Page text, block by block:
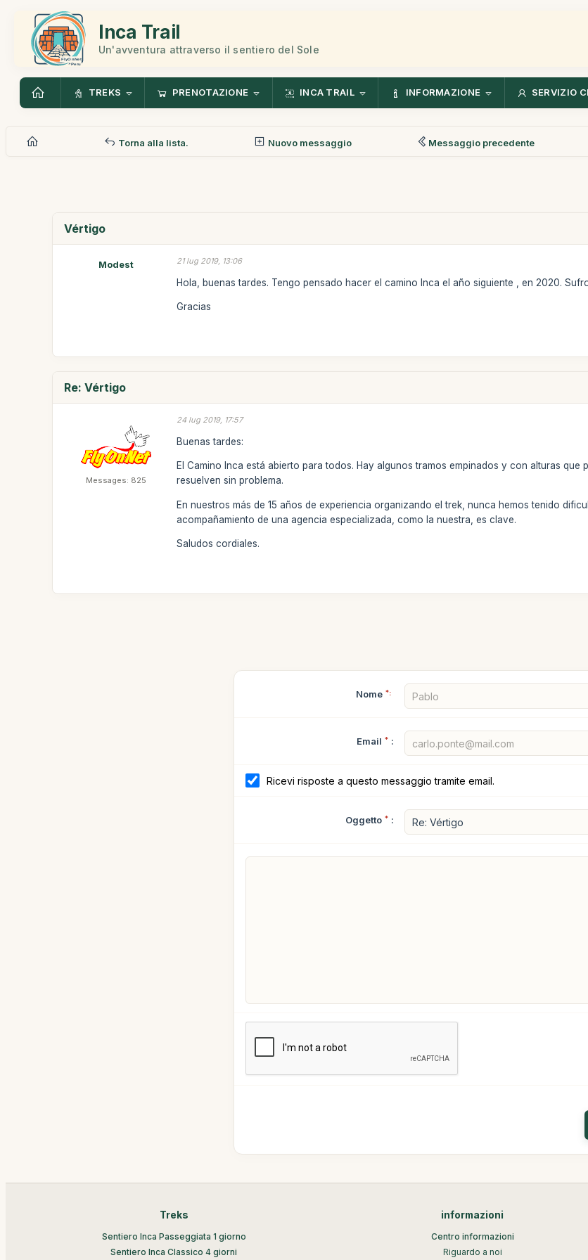
Inca Trail
Un'avventura attraverso il sentiero del Sole
TREKS PRENOTAZIONE INCA TRAIL INFORMAZIONE SERVIZIO
Torna alla lista. Nuovo messaggio Messaggio precedente
Vértigo
Modest 21 lug 2019, 13:06
Hola, buenas tardes. Tengo pensado hacer el camino Inca el año siguiente , en 2020.
Gracias
Re: Vértigo
Messages: 825
24 lug 2019, 17:57
Buenas tardes:
El Camino Inca está abierto para todos. Hay algunos tramos empinados y con alturas
resuelven sin problema.
En nuestros más de 15 años de experiencia organizando el trek, nunca hemos tenido
acompañamiento de una agencia especializada, como la nuestra, es clave.
Saludos cordiales.
Nome *:
Email * :
Ricevi risposte a questo messaggio tramite email.
Oggetto * :
Treks
Sentiero Inca Passeggiata 1 giorno
Sentiero Inca Classico 4 giorni
informazioni
Centro informazioni
Riguardo a noi